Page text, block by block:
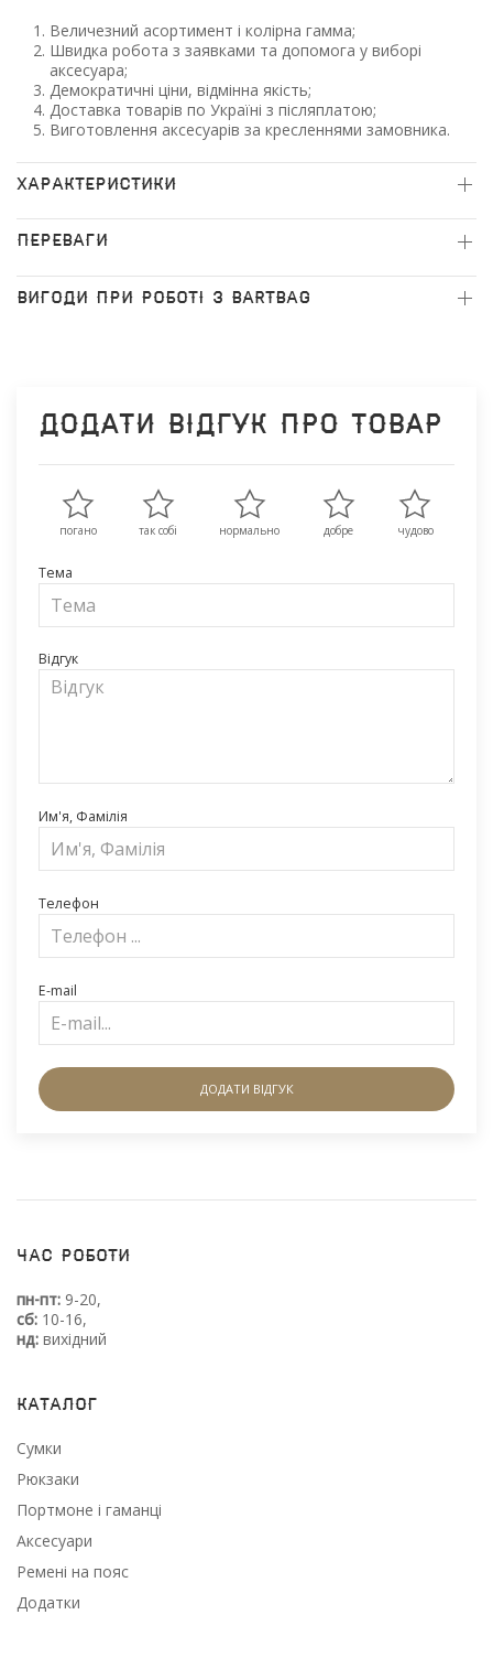
Величезний асортимент і колірна гамма;
Швидка робота з заявками та допомога у виборі
аксесуара;
Демократичні ціни, відмінна якість;
Доставка товарів по Україні з післяплатою;
Виготовлення аксесуарів за кресленнями замовника.
ХАРАКТЕРИСТИКИ
ПЕРЕВАГИ
ВИГОДИ ПРИ РОБОТІ З BARTBAG
Додати відгук про товар
погано так собі нормально добре чудово
Тема
Відгук
Им'я, Фамілія
Телефон
E-mail
ДОДАТИ ВІДГУК
Час роботи
пн-пт: 9-20,
сб: 10-16,
нд: вихідний
Каталог
Сумки
Рюкзаки
Портмоне і гаманці
Аксесуари
Ремені на пояс
Додатки